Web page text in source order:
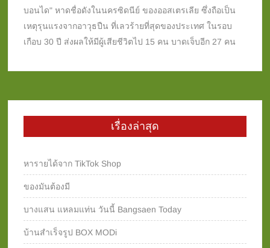
บอนได" หาดชื่อดังในนครซิดนีย์ ของออสเตรเลีย ซึ่งถือเป็น
เหตุรุนแรงจากอาวุธปืน ที่เลวร้ายที่สุดของประเทศ ในรอบ
เกือบ 30 ปี ส่งผลให้มีผู้เสียชีวิตไป 15 คน บาดเจ็บอีก 27 คน
เรื่องล่าสุด
หารายได้จาก TikTok Shop
ของมันต้องมี
บางแสน แหลมแท่น วันนี้ Bangsaen Today
บ้านสำเร็จรูป BOX MODi